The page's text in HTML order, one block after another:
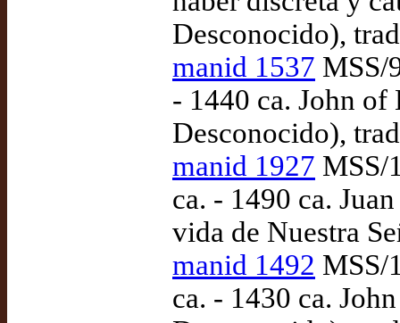
Desconocido),
manid 1537 MSS/
- 1440 ca. John of
Desconocido),
manid 1927 MSS/
ca. - 1490 ca.
vida de Nuestra
manid 1492 MSS/
ca. - 1430 ca.